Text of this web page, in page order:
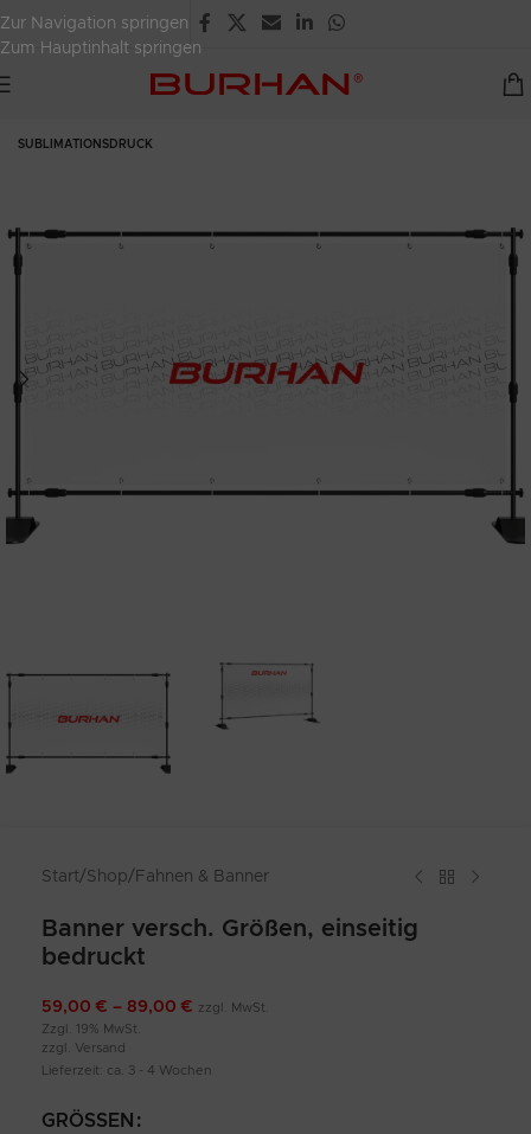
Zur Navigation springen
Zum Hauptinhalt springen
SUBLIMATIONSDRUCK
Start/Shop/ Fahnen & Banner
Banner versch. Größen, einseitig
bedruckt
59,00 € – 89,00 € zzgl. MwSt.
Zzgl. 19% MwSt.
zzgl. Versand
Lieferzeit: ca. 3 - 4 Wochen
GRÖSSEN